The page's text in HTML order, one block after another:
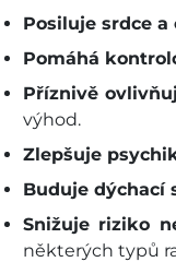
Posiluje srdce a
Pomáhá
Příznivě
výhod.
Zlepšuje
Buduje dýchací
Snižuje riziko
některých typů